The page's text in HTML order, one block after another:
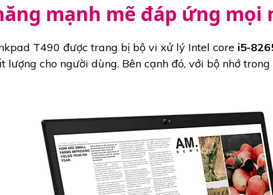
mạnh mẽ đáp ứng mọi
T490 được trang bị bộ vi xử lý Intel core i5-
lượng cho người dùng. Bên cạnh đó, với bộ nhớ